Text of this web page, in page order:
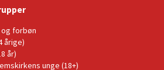
forbøn
årige)
år)
unge (18+)